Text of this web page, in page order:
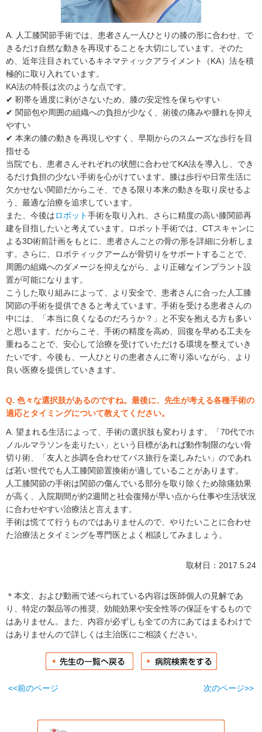
A. 人工膝関節手術では、患者さん一人ひとりの膝の形に合わせ、で
きるだけ自然な動きを再現することを大切にしています。そのた
め、近年注目されているキネマティックアライメント（KA）法を積
極的に取り入れています。
KA法の特長は次のような点です。
✔ 靭帯を過度に剥がさないため、膝の安定性を保ちやすい
✔ 関節包や周囲の組織への負担が少なく、術後の痛みや腫れを抑え
やすい
✔ 本来の膝の動きを再現しやすく、早期からのスムーズな歩行を目
指せる
当院でも、患者さんそれぞれの状態に合わせてKA法を導入し、でき
るだけ負担の少ない手術を心がけています。膝は歩行や日常生活に
欠かせない関節だからこそ、できる限り本来の動きを取り戻せるよ
う、最適な治療を追求しています。
また、今後はロボット手術を取り入れ、さらに精度の高い膝関節再
建を目指したいと考えています。ロボット手術では、CTスキャンに
よる3D術前計画をもとに、患者さんごとの骨の形を詳細に分析しま
す。さらに、ロボティックアームが骨切りをサポートすることで、
周囲の組織へのダメージを抑えながら、より正確なインプラント設
置が可能になります。
こうした取り組みによって、より安全で、患者さんに合った人工膝
関節の手術を提供できると考えています。手術を受ける患者さんの
中には、「本当に良くなるのだろうか？」と不安を抱える方も多い
と思います。だからこそ、手術の精度を高め、回復を早める工夫を
重ねることで、安心して治療を受けていただける環境を整えていき
たいです。今後も、一人ひとりの患者さんに寄り添いながら、より
良い医療を提供していきます。
Q. 色々な選択肢があるのですね。最後に、先生が考える各種手術の
適応とタイミングについて教えてください。
A. 望まれる生活によって、手術の選択肢も変わります。「70代でホ
ノルルマラソンを走りたい」という目標があれば動作制限のない骨
切り術、「友人と歩調を合わせてバス旅行を楽しみたい」のであれ
ば若い世代でも人工膝関節置換術が適していることがあります。
人工膝関節の手術は関節の傷んでいる部分を取り除くため除痛効果
が高く、入院期間が約2週間と社会復帰が早い点から仕事や生活状況
に合わせやすい治療法と言えます。
手術は慌てて行うものではありませんので、やりたいことに合わせ
た治療法とタイミングを専門医とよく相談してみましょう。
取材日：2017.5.24
＊本文、および動画で述べられている内容は医師個人の見解であ
り、特定の製品等の推奨、効能効果や安全性等の保証をするもので
はありません。また、内容が必ずしも全ての方にあてはまるわけで
はありませんので詳しくは主治医にご相談ください。
<<前のページ 次のページ>>